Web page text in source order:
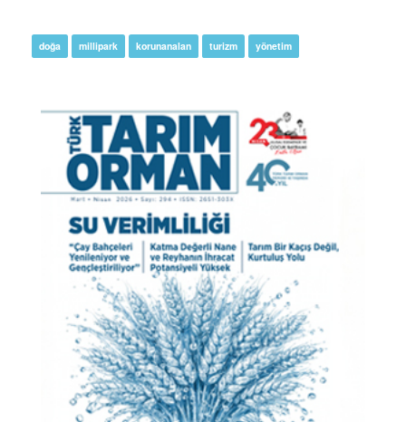
doğa millipark korunanalan turizm yönetim